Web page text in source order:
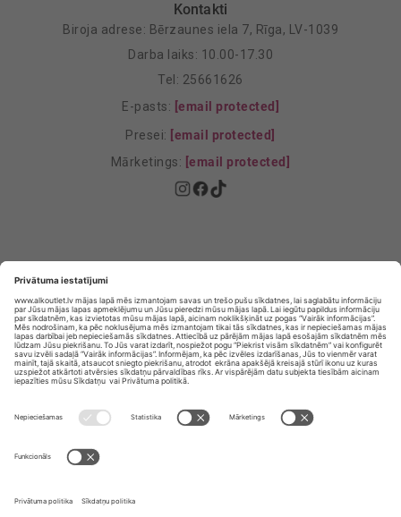
Kontakti
Biroja adrese: Bērzaunes iela 7, Rīga, LV-1039
Darba laiks: 10.00-17.30
Tel: 25661626
E-pasts: [email protected]
Presei: [email protected]
Mārketings: [email protected]
Privātuma Iestatījumi
E-veikala lietošanas noteikumi